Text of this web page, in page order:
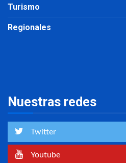
Turismo
Regionales
Nuestras redes
Twitter
Youtube